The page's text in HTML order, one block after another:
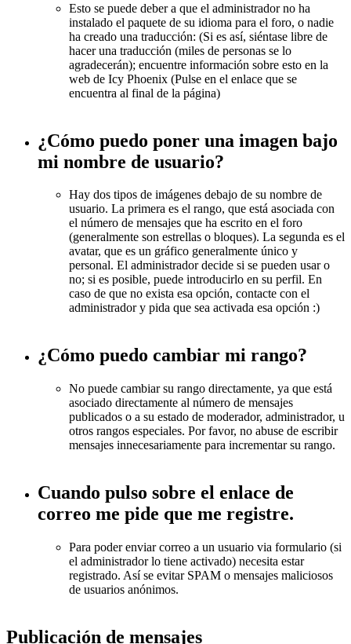
Esto se puede deber a que el administrador no ha
instalado el paquete de su idioma para el foro, o nadie
ha creado una traducción: (Si es así, siéntase libre de
hacer una traducción (miles de personas se lo
agradecerán); encuentre información sobre esto en la
web de Icy Phoenix (Pulse en el enlace que se
encuentra al final de la página)
¿Cómo puedo poner una imagen bajo
mi nombre de usuario?
Hay dos tipos de imágenes debajo de su nombre de
usuario. La primera es el rango, que está asociada con
el número de mensajes que ha escrito en el foro
(generalmente son estrellas o bloques). La segunda es el
avatar, que es un gráfico generalmente único y
personal. El administrador decide si se pueden usar o
no; si es posible, puede introducirlo en su perfil. En
caso de que no exista esa opción, contacte con el
administrador y pida que sea activada esa opción :)
¿Cómo puedo cambiar mi rango?
No puede cambiar su rango directamente, ya que está
asociado directamente al número de mensajes
publicados o a su estado de moderador, administrador, u
otros rangos especiales. Por favor, no abuse de escribir
mensajes innecesariamente para incrementar su rango.
Cuando pulso sobre el enlace de
correo me pide que me registre.
Para poder enviar correo a un usuario via formulario (si
el administrador lo tiene activado) necesita estar
registrado. Así se evitar SPAM o mensajes maliciosos
de usuarios anónimos.
Publicación de mensajes